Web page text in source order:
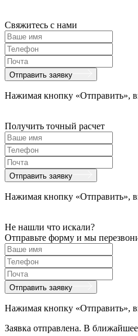
Свяжитесь с нами
Отправить заявку
Нажимая кнопку «Отправить»,
Получить точный расчет
Отправить заявку
Нажимая кнопку «Отправить»,
Не нашли что искали?
Отправьте форму и мы
Отправить заявку
Нажимая кнопку «Отправить»,
Заявка отправлена. В